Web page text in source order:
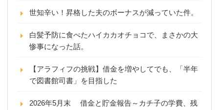
世知辛い！昇格した夫のボーナスが減っていた件。
白髪予防に食べたハイカカオチョコで、まさかの大
惨事になった話。
【アラフィフの挑戦】借金を増やしてでも、「半年
で図書館司書」を目指した
2026年5月末 借金と貯金報告～カチ子の学費、残